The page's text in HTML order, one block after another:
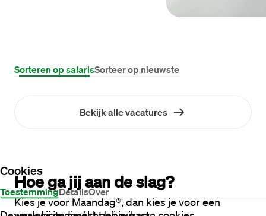
Cookies
ToestemmingDetailsOver
Sorteren op salarisSorteer op nieuwste
Bekijk alle vacatures
Hoe ga jij aan de slag?
Kies je voor Maandag®, dan kies je voor een